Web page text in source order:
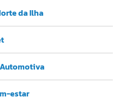
da Ilha
estar